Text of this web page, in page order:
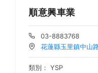
順意興車業
03-8883768
花蓮縣玉里鎮中山
類別： YSP